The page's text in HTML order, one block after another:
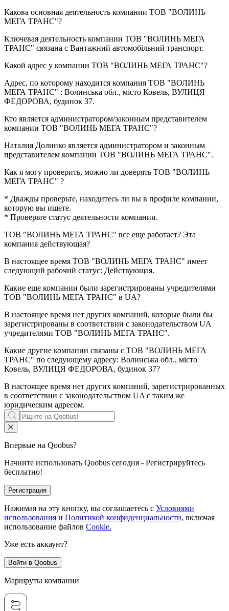
Какова основная деятельность компании ТОВ "ВОЛИНЬ
МЕГА ТРАНС"?
Ключевая деятельность компании ТОВ "ВОЛИНЬ МЕГА
ТРАНС" связана с Вантажний автомобільний транспорт.
Какой адрес у компании ТОВ "ВОЛИНЬ МЕГА ТРАНС"?
Адрес, по которому находится компания ТОВ "ВОЛИНЬ
МЕГА ТРАНС" : Волинська обл., місто Ковель, ВУЛИЦЯ
ФЕДОРОВА, будинок 37.
Кто является администратором/законным представителем
компании ТОВ "ВОЛИНЬ МЕГА ТРАНС"?
Наталия Долинко является администратором и законным
представителем компании ТОВ "ВОЛИНЬ МЕГА ТРАНС".
Как я могу проверить, можно ли доверять ТОВ "ВОЛИНЬ
МЕГА ТРАНС" ?
* Дважды проверьте, находитесь ли вы в профиле компании,
которую вы ищете.
* Проверьте статус деятельности компании.
ТОВ "ВОЛИНЬ МЕГА ТРАНС" все еще работает? Эта
компания действующая?
В настоящее время ТОВ "ВОЛИНЬ МЕГА ТРАНС" имеет
следующий рабочий статус: Действующая.
Какие еще компании были зарегистрированы учредителями
ТОВ "ВОЛИНЬ МЕГА ТРАНС" в UA?
В настоящее время нет других компаний, которые были бы
зарегистрированы в соответствии с законодательством UA
учредителями ТОВ "ВОЛИНЬ МЕГА ТРАНС".
Какие другие компании связаны с ТОВ "ВОЛИНЬ МЕГА
ТРАНС" по следующему адресу: Волинська обл., місто
Ковель, ВУЛИЦЯ ФЕДОРОВА, будинок 37?
В настоящее время нет других компаний, зарегистрированных
в соответствии с законодательством UA с таким же
юридическим адресом.
Впервые на Qoobus?
Начните использовать Qoobus сегодня - Регистрируйтесь
бесплатно!
Регистрация
Нажимая на эту кнопку, вы соглашаетесь с Условиями
использования и Политикой конфиденциальности, включая
использование файлов Cookie.
Уже есть аккаунт?
Войти в Qoobus
Маршруты компании